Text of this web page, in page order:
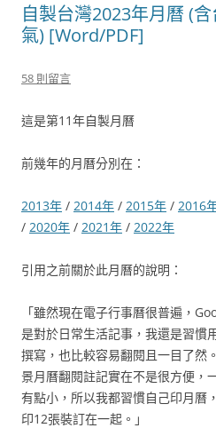
自製台灣2023年月曆 (
氣) [Word/PDF]
58 則留言
這是第11年自製月曆
前幾年的月曆分別在：
2013年 / 2014年 / 2015年 / 2016
/ 2020年 / 2021年 / 2022年
引用之前關於此月曆的說明：
「雖然現在電子行事曆很普遍，
是對於日常生活記事，我還是習慣
撰寫，也比較容易翻閱且一目了然
景月曆翻閱註記實在不是很方便，
有點小，所以我都習慣自己印月曆
印12張裝訂在一起。」